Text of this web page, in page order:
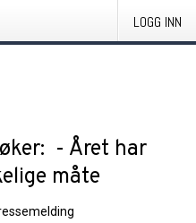
LOGG INN
- Året har
måte